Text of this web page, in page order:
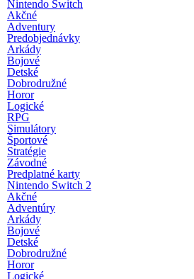
Nintendo Switch
Akčné
Adventury
Predobjednávky
Arkády
Bojové
Detské
Dobrodružné
Horor
Logické
RPG
Simulátory
Športové
Stratégie
Závodné
Predplatné karty
Nintendo Switch 2
Akčné
Adventúry
Arkády
Bojové
Detské
Dobrodružné
Horor
Logické